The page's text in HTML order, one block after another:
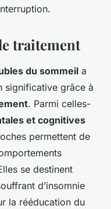
traitement
du sommeil a
significative grâce à
. Parmi celles-
et cognitives
permettent de
se destinent
d’insomnie
la rééducation du